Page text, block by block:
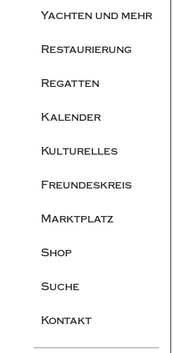
Yachten und mehr
Restaurierung
Regatten
Kalender
Kulturelles
Freundeskreis
Marktplatz
Shop
Suche
Kontakt